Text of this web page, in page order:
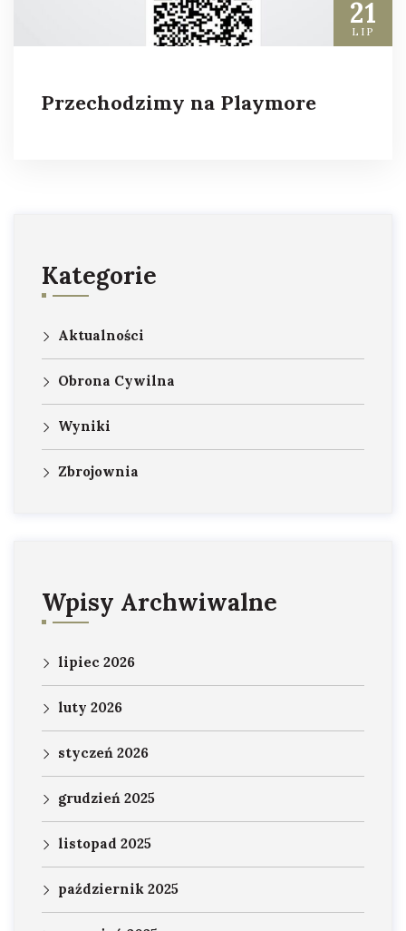
21
LIP
Przechodzimy na Playmore
Kategorie
Aktualności
Obrona Cywilna
Wyniki
Zbrojownia
Wpisy Archwiwalne
lipiec 2026
luty 2026
styczeń 2026
grudzień 2025
listopad 2025
październik 2025